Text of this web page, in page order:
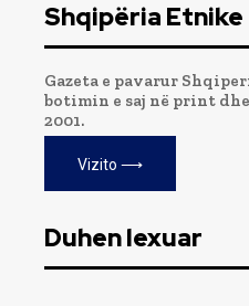
Shqipëria Etnike
Gazeta e pavarur
botimin e saj në print
2001.
Vizito ⟶
Duhen lexuar